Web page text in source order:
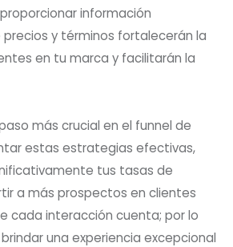
información
y términos fortalecerán la
en tu marca y facilitarán la
más crucial en el funnel de
estas estrategias efectivas,
tus tasas de
a más prospectos en clientes
cada interacción cuenta; por lo
una experiencia excepcional